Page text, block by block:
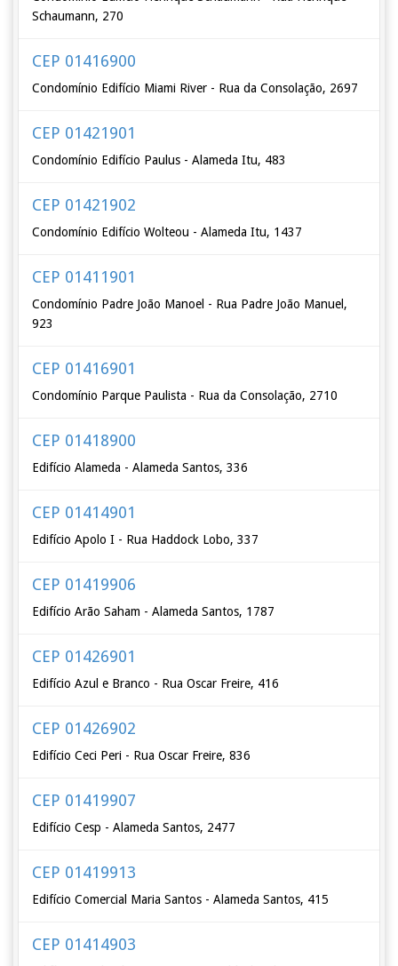
Schaumann, 270
CEP 01416900
Condomínio Edifício Miami River - Rua da Consolação, 2697
CEP 01421901
Condomínio Edifício Paulus - Alameda Itu, 483
CEP 01421902
Condomínio Edifício Wolteou - Alameda Itu, 1437
CEP 01411901
Condomínio Padre João Manoel - Rua Padre João Manuel,
923
CEP 01416901
Condomínio Parque Paulista - Rua da Consolação, 2710
CEP 01418900
Edifício Alameda - Alameda Santos, 336
CEP 01414901
Edifício Apolo I - Rua Haddock Lobo, 337
CEP 01419906
Edifício Arão Saham - Alameda Santos, 1787
CEP 01426901
Edifício Azul e Branco - Rua Oscar Freire, 416
CEP 01426902
Edifício Ceci Peri - Rua Oscar Freire, 836
CEP 01419907
Edifício Cesp - Alameda Santos, 2477
CEP 01419913
Edifício Comercial Maria Santos - Alameda Santos, 415
CEP 01414903